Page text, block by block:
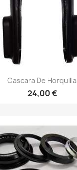
Cascara De Horquilla
24,00 €